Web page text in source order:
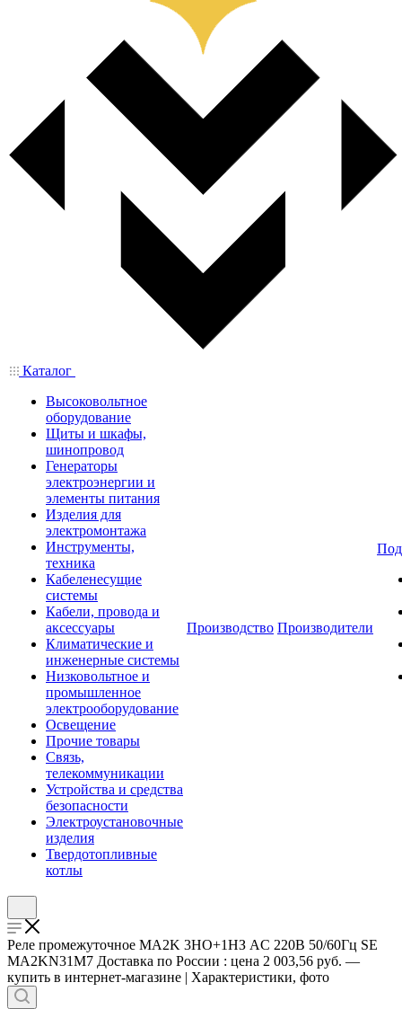
Каталог
Высоковольтное
оборудование
Щиты и шкафы,
шинопровод
Генераторы
электроэнергии и
элементы питания
Изделия для
электромонтажа
Инструменты,
техника
Кабеленесущие
системы
Кабели, провода и
аксессуары
Климатические и
инженерные системы
Низковольтное и
промышленное
электрооборудование
Освещение
Прочие товары
Связь,
телекоммуникации
Устройства и средства
безопасности
Электроустановочные
изделия
Твердотопливные
котлы
Производство Производители
Реле промежуточное MA2K 3НО+1НЗ AC 220В 50/60Гц SE
MA2KN31M7 Доставка по России : цена 2 003,56 руб. —
купить в интернет-магазине | Характеристики, фото